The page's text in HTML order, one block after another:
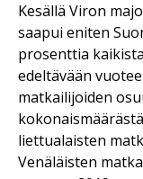
Kesällä Viron
saapui eniten
prosenttia
edeltävään
matkailijoiden
liettualaisten
Venäläisten